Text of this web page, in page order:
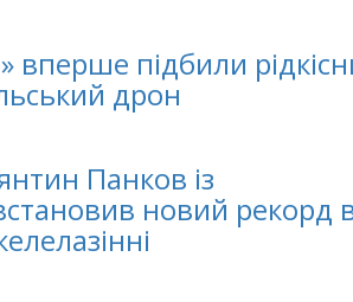
вперше підбили
дрон
Панков із
новий рекорд